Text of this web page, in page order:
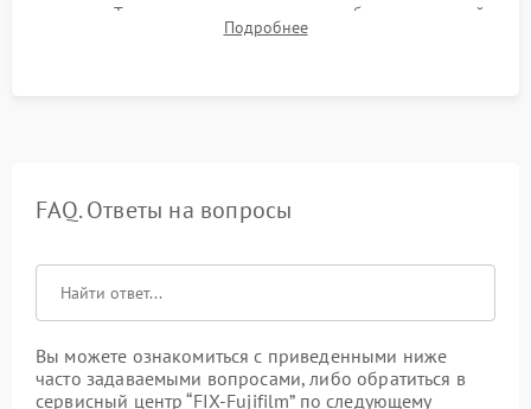
мишени. Тест записи на карту памяти, работы встроенной
вспышки, микрофона и всех кнопок управления.
Подробнее
FAQ. Ответы на вопросы
Вы можете ознакомиться с приведенными ниже
часто задаваемыми вопросами, либо обратиться в
сервисный центр “FIX-Fujifilm” по следующему